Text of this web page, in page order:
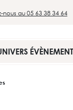
au 05 63 38 34 64